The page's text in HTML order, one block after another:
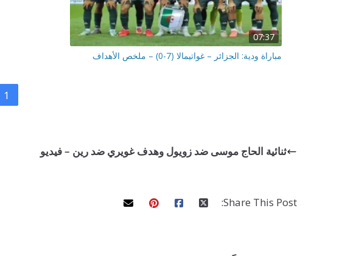
07:37
مباراة ودية: الجزائر – غواتيمالا (7-0) – ملخص الأهداف
1
ثنائية الحاج موسى ضد زويول وهدف غويري ضد رين – فيديو
Share This Post: